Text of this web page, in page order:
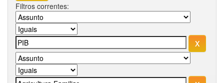
Filtros correntes: